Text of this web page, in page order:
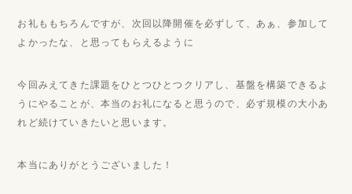
お礼ももちろんですが、次回以降開催を必ずして、あぁ、参加して
よかったな、と思ってもらえるように
今回みえてきた課題をひとつひとつクリアし、基盤を構築できるよ
うにやることが、本当のお礼になると思うので、必ず規模の大小あ
れど続けていきたいと思います。
本当にありがとうございました！